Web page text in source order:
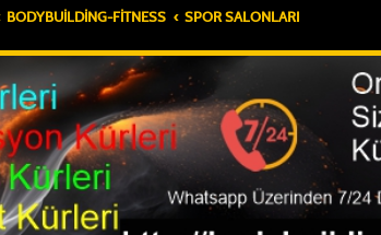
BODYBUILDING-FITNESS SPOR SALONLARI